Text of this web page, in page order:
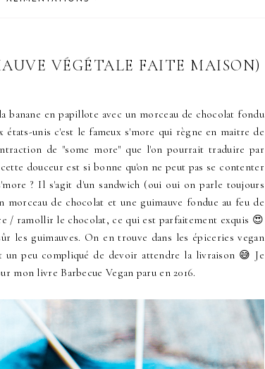
VÉGÉTALE FAITE MAISON)
banane en papillote avec un morceau de chocolat fondu
unis c'est le fameux s'more qui règne en maitre de
de "some more" que l'on pourrait traduire par
douceur est si bonne qu'on ne peut pas se contenter
? Il s'agit d'un sandwich (oui oui on parle toujours
de chocolat et une guimauve fondue au feu de
/ ramollir le chocolat, ce qui est parfaitement exquis 😍
les guimauves. On en trouve dans les épiceries vegan
un peu compliqué de devoir attendre la livraison 😅 Je
mon livre Barbecue Vegan paru en 2016.